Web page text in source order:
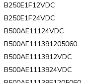
B250E1F12VDC
B250E1F24VDC
B500AE11124VDC
B500AE111391205060
B500AE1113912VDC
B500AE1113924VDC